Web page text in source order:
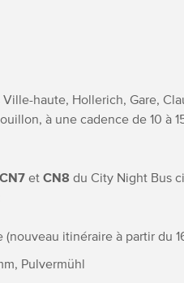
haute, Hollerich, Gare,
à une cadence de 10 à
CN7 etCN8du City Night Bus
(nouveau itinéraire à partir du
Pulvermühl